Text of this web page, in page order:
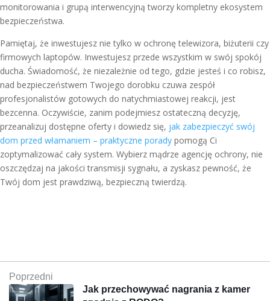
monitorowania i grupą interwencyjną tworzy kompletny ekosystem
bezpieczeństwa.
Pamiętaj, że inwestujesz nie tylko w ochronę telewizora, biżuterii czy
firmowych laptopów. Inwestujesz przede wszystkim w swój spokój
ducha. Świadomość, że niezależnie od tego, gdzie jesteś i co robisz,
nad bezpieczeństwem Twojego dorobku czuwa zespół
profesjonalistów gotowych do natychmiastowej reakcji, jest
bezcenna. Oczywiście, zanim podejmiesz ostateczną decyzję,
przeanalizuj dostępne oferty i dowiedz się, jak zabezpieczyć swój
dom przed włamaniem – praktyczne porady pomogą Ci
zoptymalizować cały system. Wybierz mądrze agencję ochrony, nie
oszczędzaj na jakości transmisji sygnału, a zyskasz pewność, że
Twój dom jest prawdziwą, bezpieczną twierdzą.
Poprzedni
Jak przechowywać nagrania z kamer